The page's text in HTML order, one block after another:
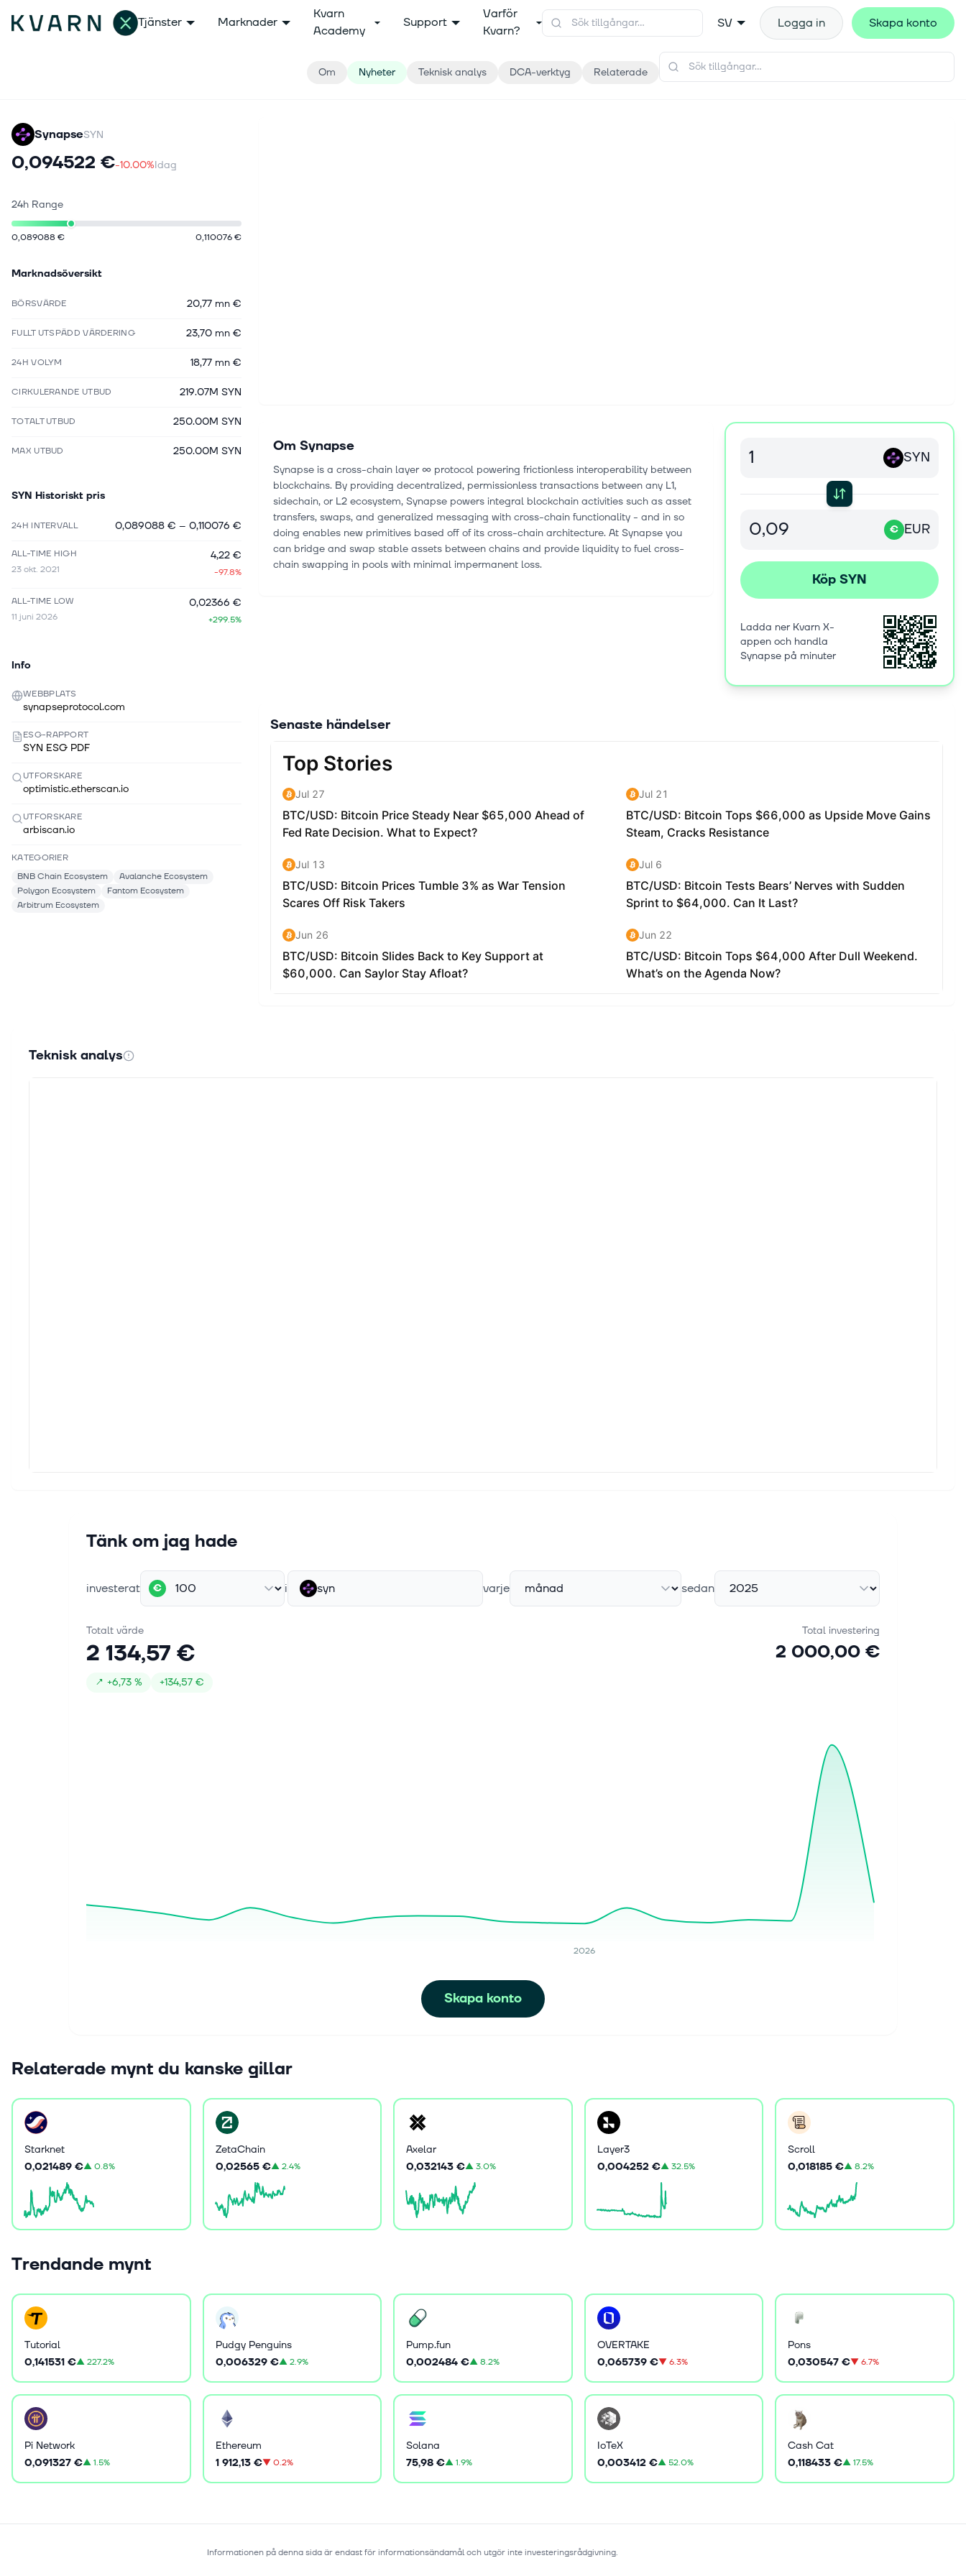
Tjänster Marknader
Kvarn
Academy
Support
Varför
Kvarn?
SV Logga in Skapa konto
Om Nyheter Teknisk analys DCA-verktyg Relaterade
SynapseSYN
0,094522 €-10.00%Idag
24h Range
0,089088 € 0,110076 €
Marknadsöversikt
BÖRSVÄRDE 20,77 mn €
FULLT UTSPÄDD VÄRDERING 23,70 mn €
24H VOLYM 18,77 mn €
CIRKULERANDE UTBUD 219.07M SYN
TOTALT UTBUD 250.00M SYN
MAX UTBUD 250.00M SYN
SYN Historiskt pris
24H INTERVALL 0,089088 € – 0,110076 €
ALL-TIME HIGH
23 okt. 2021
4,22 €
-97.8%
ALL-TIME LOW
11 juni 2026
0,02366 €
+299.5%
Info
WEBBPLATS
synapseprotocol.com
ESG-RAPPORT
SYN ESG PDF
UTFORSKARE
optimistic.etherscan.io
UTFORSKARE
arbiscan.io
KATEGORIER
BNB Chain Ecosystem
Avalanche Ecosystem
Polygon Ecosystem
Fantom Ecosystem
Arbitrum Ecosystem
Om Synapse
Synapse is a cross-chain layer ∞ protocol powering frictionless interoperability between
blockchains. By providing decentralized, permissionless transactions between any L1,
sidechain, or L2 ecosystem, Synapse powers integral blockchain activities such as asset
transfers, swaps, and generalized messaging with cross-chain functionality - and in so
doing enables new primitives based off of its cross-chain architecture. At Synapse you
can bridge and swap stable assets between chains and provide liquidity to fuel cross-
chain swapping in pools with minimal impermanent loss.
SYN
€ EUR
Köp SYN
Ladda ner Kvarn X-
appen och handla
Synapse på minuter
Senaste händelser
Teknisk analys
Tänk om jag hade
investerat € i syn varje sedan
Totalt värde
2 134,57 €
↗ +6,73 % +134,57 €
Total investering
2 000,00 €
2026
Skapa konto
Relaterade mynt du kanske gillar
Starknet
0,021489 €▲0.8%
ZetaChain
0,02565 €▲ 2.4%
Axelar
0,032143 €▲3.0%
Layer3
0,004252 €▲32.5%
Scroll
0,018185 €▲8.2%
Trendande mynt
Tutorial
0,141531 €▲227.2%
Pudgy Penguins
0,006329 €▲ 2.9%
Pump.fun
0,002484 €▲8.2%
OVERTAKE
0,065739 €▼6.3%
Pons
0,030547 €▼6.7%
Pi Network
0,091327 €▲1.5%
Ethereum
1 912,13 €▼ 0.2%
Solana
75,98 €▲1.9%
IoTeX
0,003412 €▲52.0%
Cash Cat
0,118433 €▲17.5%
Informationen på denna sida är endast för informationsändamål och utgör inte investeringsrådgivning.